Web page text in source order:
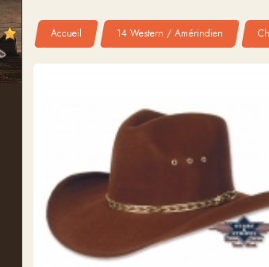
Accueil 14 Western / Amérindien